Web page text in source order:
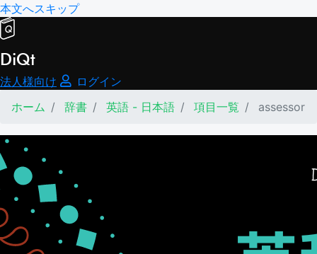
本文へスキップ
DiQt
法人様向け
ログイン
ホーム
辞書 英語 - 日本語 項目一覧 assessor